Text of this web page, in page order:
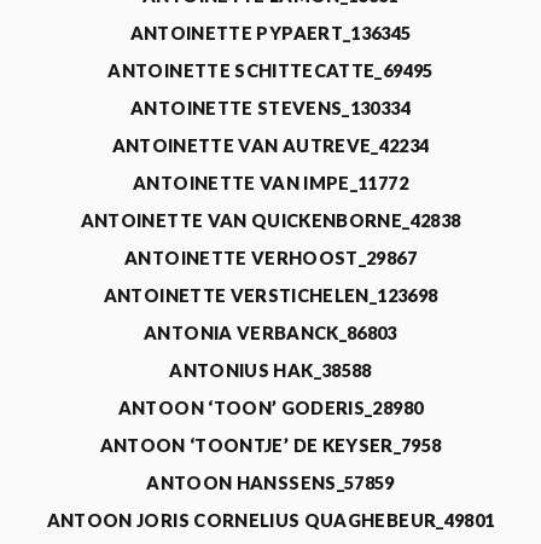
ANTOINETTE PYPAERT_136345
ANTOINETTE SCHITTECATTE_69495
ANTOINETTE STEVENS_130334
ANTOINETTE VAN AUTREVE_42234
ANTOINETTE VAN IMPE_11772
ANTOINETTE VAN QUICKENBORNE_42838
ANTOINETTE VERHOOST_29867
ANTOINETTE VERSTICHELEN_123698
ANTONIA VERBANCK_86803
ANTONIUS HAK_38588
ANTOON ‘TOON’ GODERIS_28980
ANTOON ‘TOONTJE’ DE KEYSER_7958
ANTOON HANSSENS_57859
ANTOON JORIS CORNELIUS QUAGHEBEUR_49801